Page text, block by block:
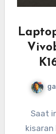
Saat
kisaran